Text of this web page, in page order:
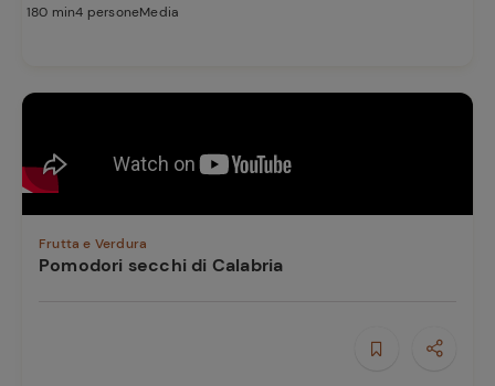
180 min4 personeMedia
Frutta e Verdura
Pomodori secchi di Calabria